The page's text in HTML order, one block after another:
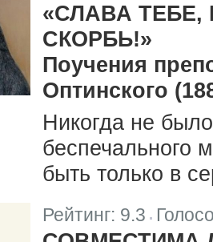
«СЛАВА
СКОРБЬ!»
Поучения
Оптинского
Никогда не
беспечального
быть только в
Рейтинг: 9.3 |